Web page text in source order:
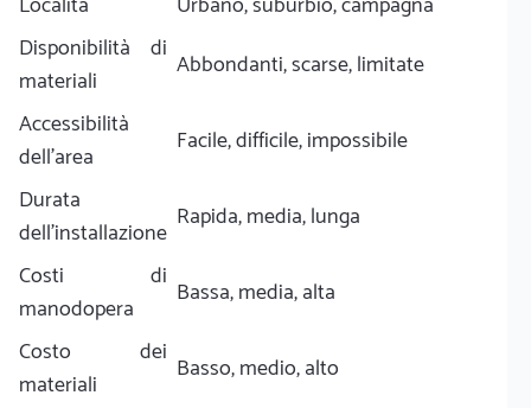
Disponibilità di
materiali
Abbondanti, scarse, limitate
Accessibilità
dell'area
Facile, difficile, impossibile
Durata
dell'installazione Rapida, media, lunga
Costi di
manodopera
Bassa, media, alta
Costo dei
materiali
Basso, medio, alto